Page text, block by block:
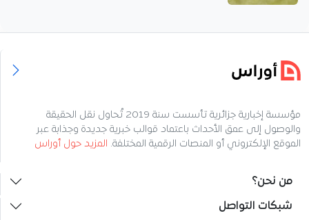
مؤسسة إخبارية جزائرية تأسست سنة 2019 تُحاول نقل الحقيقة
والوصول إلى عمق الأحداث باعتماد قوالب خبرية جديدة وجذابة عبر
الموقع الإلكتروني أو المنصات الرقمية المختلفة. المزيد حول أوراس
من نحن؟
شبكات التواصل